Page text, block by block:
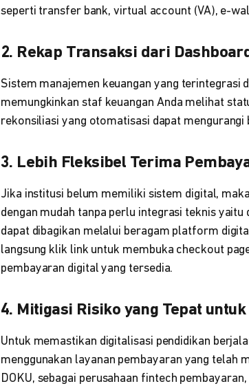
seperti transfer bank, virtual account (VA), e-
2. Rekap Transaksi dari
Sistem manajemen keuangan yang terintegrasi
memungkinkan staf keuangan Anda melihat
rekonsiliasi yang otomatisasi dapat
3. Lebih Fleksibel Terima
Jika institusi belum memiliki sistem digital,
dengan mudah tanpa perlu integrasi teknis
dapat dibagikan melalui beragam platform
langsung klik link untuk membuka checkout
pembayaran digital yang tersedia.
4. Mitigasi Risiko yang Tepat
Untuk memastikan digitalisasi pendidikan
menggunakan layanan pembayaran yang
DOKU, sebagai perusahaan fintech